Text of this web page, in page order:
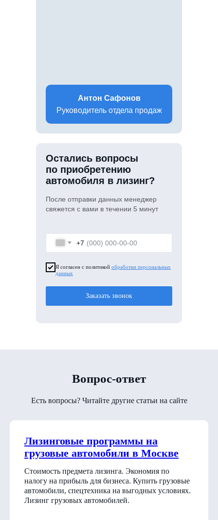
+7
Я согласен с политикой обработки персональных
данных
Заказать звонок
Остались вопросы
по приобретению
автомобиля в лизинг?
После отправки данных менеджер
свяжется с вами в течении 5 минут
Антон Сафонов
Руководитель отдела продаж
Вопрос-ответ
Есть вопросы? Читайте другие статьи на сайте
Лизинговые программы на
грузовые автомобили в Москве
Стоимость предмета лизинга. Экономия по
налогу на прибыль для бизнеса. Купить грузовые
автомобили, спецтехника на выгодных условиях.
Лизинг грузовых автомобилей.